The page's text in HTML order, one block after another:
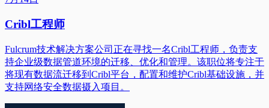
Cribl工程师
Fulcrum技术解决方案公司正在寻找一名Cribl工程师，负责支
持企业级数据管道环境的迁移、优化和管理。该职位将专注于
将现有数据流迁移到Cribl平台，配置和维护Cribl基础设施，并
支持网络安全数据摄入项目。